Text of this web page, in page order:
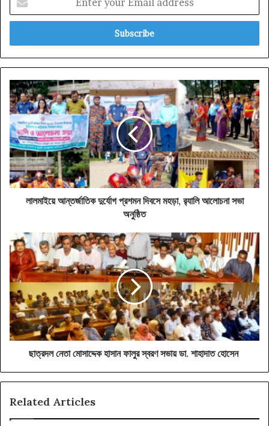
your
Email
লালমাইয়ে
আন্তর্জাতিক
দুর্যোগ
প্রশমন
দিবসে
মহড়া,
র‍্যালি
আলোচনা
সভা
অনুষ্ঠিতলালমাইয়ে আন্তর্জাতিক দুর্যোগ প্রশমন দিবসে মহড়া, র‍্যালি আলোচনা সভা
অনুষ্ঠিত
ছাত্রদল
নেতা
মোসাদ্দেক
হাসান
ফালুর
স্বরণ
সভায়
ডা.
শাহাদাত
ছাত্রদল নেতা মোসাদ্দেক হাসান ফালুর স্বরণ সভায় ডা. শাহাদাত হোসেন
Related Articles